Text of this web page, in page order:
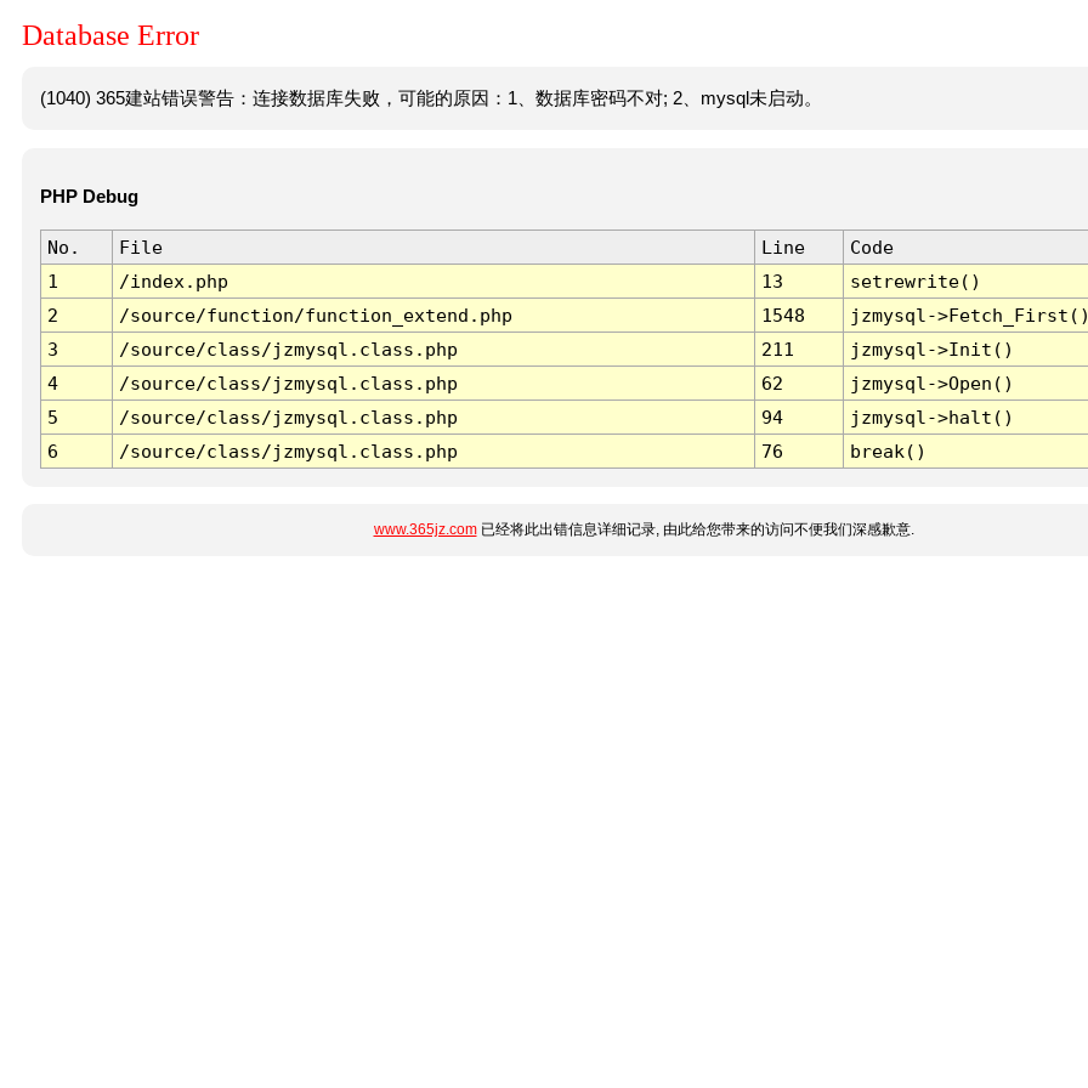
Database Error
(1040) 365建站错误警告：连接数据库失败，可能的原因：1、数据库密码不对; 2、mysql未启动。
PHP Debug
No. File Line
Code
1
/index.php 13
setrewrite()
2
/source/function/function_extend.php 1548
jzmysql-
3
/source/class/jzmysql.class.php 211
jzmysql->Init()
4
/source/class/jzmysql.class.php 62
jzmysql->Open()
5
/source/class/jzmysql.class.php 94
jzmysql->halt()
6
/source/class/jzmysql.class.php 76 break()
www.365jz.com已经将此出错信息详细记录, 由此给您带来的访问不便我们深感歉意.